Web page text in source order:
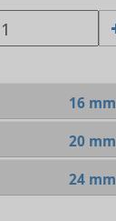
16 mm
20 mm
24 mm